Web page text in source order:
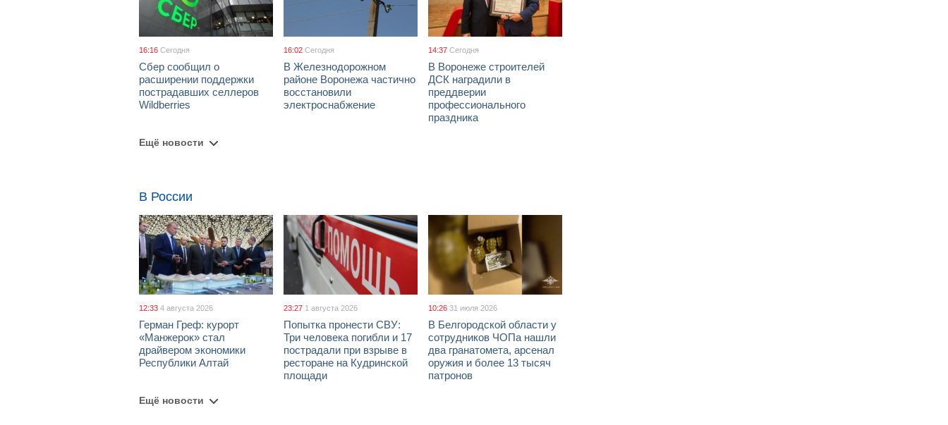
16:16 Сегодня
Сбер сообщил о
расширении поддержки
пострадавших селлеров
Wildberries
16:02 Сегодня
В Железнодорожном
районе Воронежа частично
восстановили
электроснабжение
14:37 Сегодня
В Воронеже строителей
ДСК наградили в
преддверии
профессионального
праздника
Ещё новости
В России
12:33 4 августа 2026
Герман Греф: курорт
«Манжерок» стал
драйвером экономики
Республики Алтай
23:27 1 августа 2026
Попытка пронести СВУ:
Три человека погибли и 17
пострадали при взрыве в
ресторане на Кудринской
площади
10:26 31 июля 2026
В Белгородской области у
сотрудников ЧОПа нашли
два гранатомета, арсенал
оружия и более 13 тысяч
патронов
Ещё новости